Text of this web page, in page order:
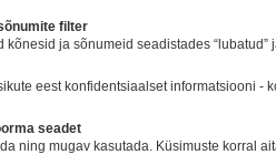
filter
kõnesid ja sõnumeid seadistades
eest konfidentsiaalset informatsiooni
seadet
ning mugav kasutada. Küsimuste korral